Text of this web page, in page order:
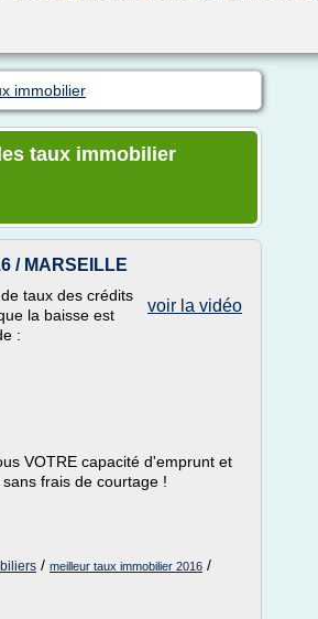
immobilier
taux immobilier
/ MARSEILLE
voir la vidéo
taux des crédits
la baisse est
:
VOTRE capacité d'emprunt et
frais de courtage !
/ meilleur taux immobilier 2016 /